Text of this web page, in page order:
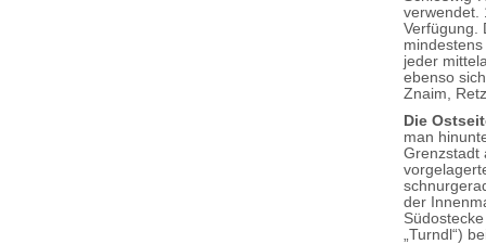
verwendet.
Verfügung.
jeder
ebenso
Znaim,
Die
man
Grenzstadt
der
„Turndl“)